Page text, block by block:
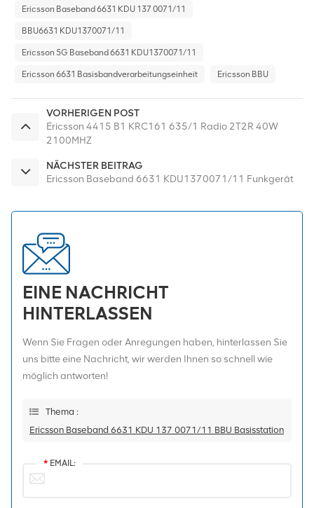
Ericsson Baseband 6631 KDU 137 0071/11
BBU6631 KDU1370071/11
Ericsson 5G Baseband 6631 KDU1370071/11
Ericsson 6631 Basisbandverarbeitungseinheit Ericsson BBU
VORHERIGEN POST
Ericsson 4415 B1 KRC161 635/1 Radio 2T2R 40W
2100MHZ
NÄCHSTER BEITRAG
Ericsson Baseband 6631 KDU1370071/11 Funkgerät
EINE NACHRICHT
HINTERLASSEN
Wenn Sie Fragen oder Anregungen haben, hinterlassen Sie
uns bitte eine Nachricht, wir werden Ihnen so schnell wie
möglich antworten!
Thema :
Ericsson Baseband 6631 KDU 137 0071/11 BBU Basisstation
* EMAIL: